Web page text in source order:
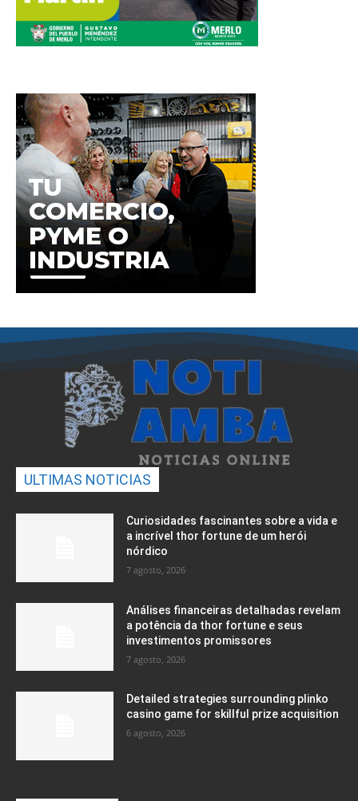
ULTIMAS NOTICIAS
Curiosidades fascinantes sobre a vida e
a incrível thor fortune de um herói
nórdico
7 agosto, 2026
Análises financeiras detalhadas revelam
a potência da thor fortune e seus
investimentos promissores
7 agosto, 2026
Detailed strategies surrounding plinko
casino game for skillful prize acquisition
6 agosto, 2026